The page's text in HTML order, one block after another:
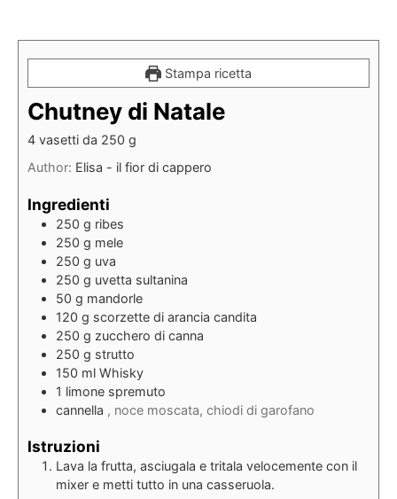
Stampa ricetta
Chutney di Natale
4 vasetti da 250 g
Author: Elisa - il fior di cappero
Ingredienti
250 g ribes
250 g mele
250 g uva
250 g uvetta sultanina
50 g mandorle
120 g scorzette di arancia candita
250 g zucchero di canna
250 g strutto
150 ml Whisky
1 limone spremuto
cannella , noce moscata, chiodi di garofano
Istruzioni
Lava la frutta, asciugala e tritala velocemente con il
mixer e metti tutto in una casseruola.